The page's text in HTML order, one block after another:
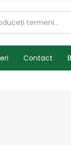
Contact